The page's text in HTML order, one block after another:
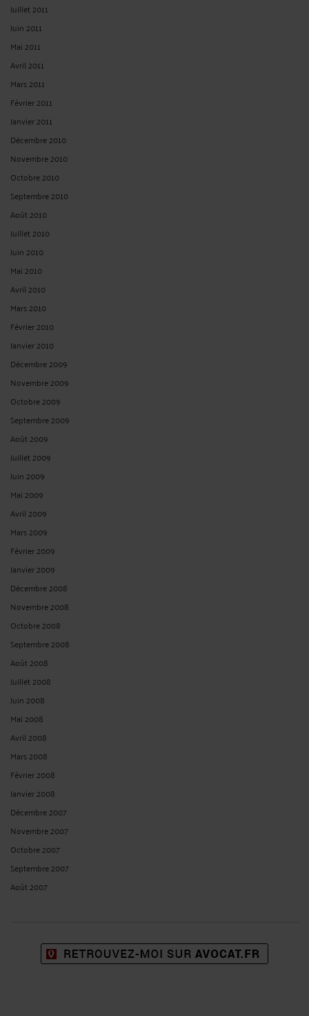
Juillet 2011
Juin 2011
Mai 2011
Avril 2011
Mars 2011
Février 2011
Janvier 2011
Décembre 2010
Novembre 2010
Octobre 2010
Septembre 2010
Août 2010
Juillet 2010
Juin 2010
Mai 2010
Avril 2010
Mars 2010
Février 2010
Janvier 2010
Décembre 2009
Novembre 2009
Octobre 2009
Septembre 2009
Août 2009
Juillet 2009
Juin 2009
Mai 2009
Avril 2009
Mars 2009
Février 2009
Janvier 2009
Décembre 2008
Novembre 2008
Octobre 2008
Septembre 2008
Août 2008
Juillet 2008
Juin 2008
Mai 2008
Avril 2008
Mars 2008
Février 2008
Janvier 2008
Décembre 2007
Novembre 2007
Octobre 2007
Septembre 2007
Août 2007